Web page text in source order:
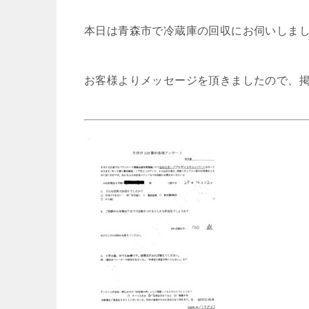
本日は青森市で冷蔵庫の回収にお伺いしまし
お客様よりメッセージを頂きましたので、掲